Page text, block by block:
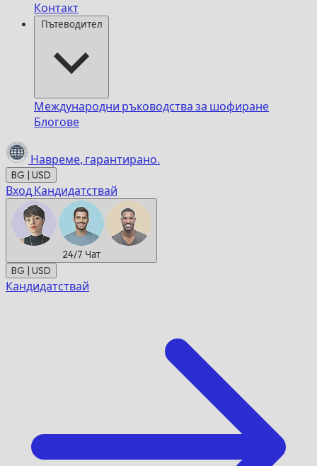
Контакт
Пътеводител
Международни ръководства за шофиране
Блогове
Навреме, гарантирано.
BG | USD
Вход Кандидатствай
24/7 Чат
BG | USD
Кандидатствай